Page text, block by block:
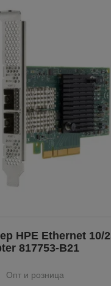
HPE Ethernet 10/
817753-B21
Опт и розница